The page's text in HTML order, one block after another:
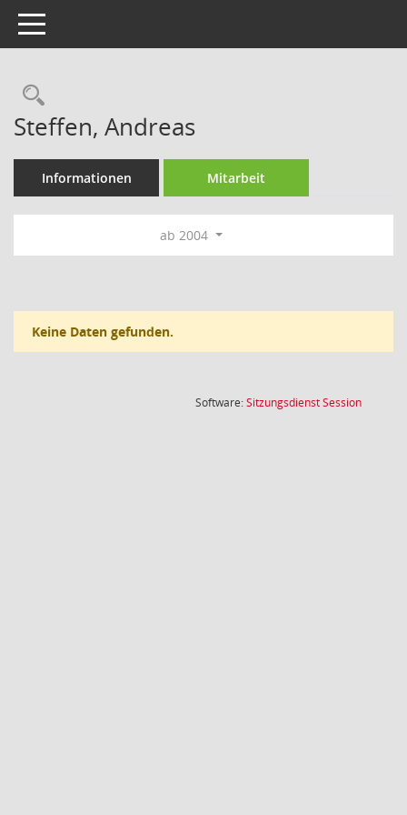
Toggle navigation
Rechercheauswahl
Steffen, Andreas
Informationen Mitarbeit
ab 2004
Keine Daten gefunden.
Software:SitzungsdienstSession(Wird in